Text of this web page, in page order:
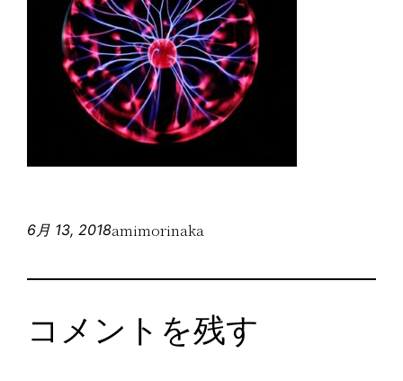
6月 13, 2018amimorinaka
コメントを残す